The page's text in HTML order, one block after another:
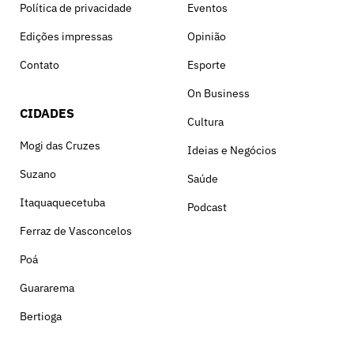
Política de privacidade
Edições impressas
Contato
CIDADES
Mogi das Cruzes
Suzano
Itaquaquecetuba
Ferraz de Vasconcelos
Poá
Guararema
Bertioga
Eventos
Opinião
Esporte
On Business
Cultura
Ideias e Negócios
Saúde
Podcast